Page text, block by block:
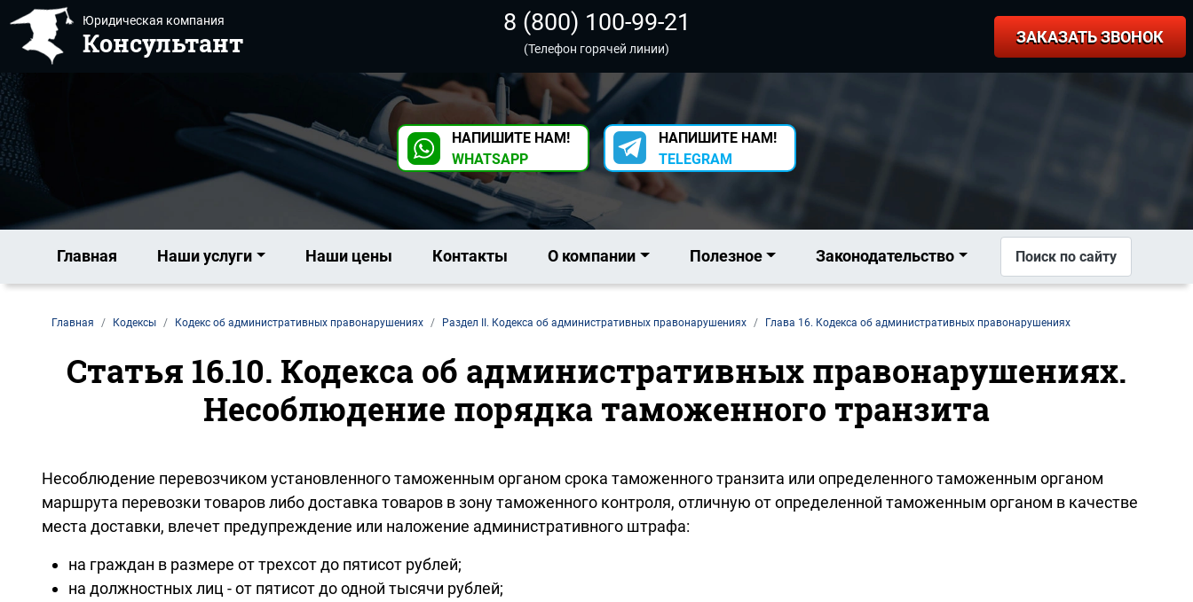
Юридическая компания
Консультант
8 (800) 100-99-21
(Телефон горячей линии)
ЗАКАЗАТЬ ЗВОНОК
НАПИШИТЕ НАМ!
WHATSAPP
НАПИШИТЕ НАМ!
TELEGRAM
Главная Наши услуги Наши цены Контакты О компании Полезное Законодательство Поиск по сайту
Главная Кодексы Кодекс об административных правонарушениях Раздел II. Кодекса об административных правонарушениях Глава 16. Кодекса об административных правонарушениях
Статья 16.10. Кодекса об административных правонарушениях.
Несоблюдение порядка таможенного транзита
Несоблюдение перевозчиком установленного таможенным органом срока таможенного транзита или определенного таможенным органом
маршрута перевозки товаров либо доставка товаров в зону таможенного контроля, отличную от определенной таможенным органом в качестве
места доставки, влечет предупреждение или наложение административного штрафа:
на граждан в размере от трехсот до пятисот рублей;
на должностных лиц - от пятисот до одной тысячи рублей;